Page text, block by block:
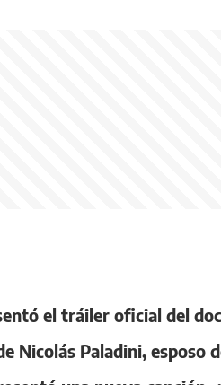
el tráiler oficial del
Nicolás Paladini, esposo